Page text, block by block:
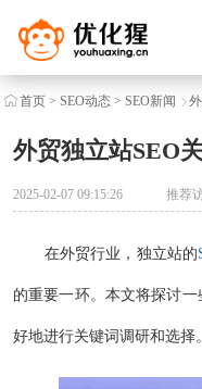
首页> SEO动态> SEO新闻
外贸独立站SEO
2025-02-07 09:15:26 推荐
在外贸行业，独立站的
的重要一环。本文将探讨
好地进行关键词调研和选择。